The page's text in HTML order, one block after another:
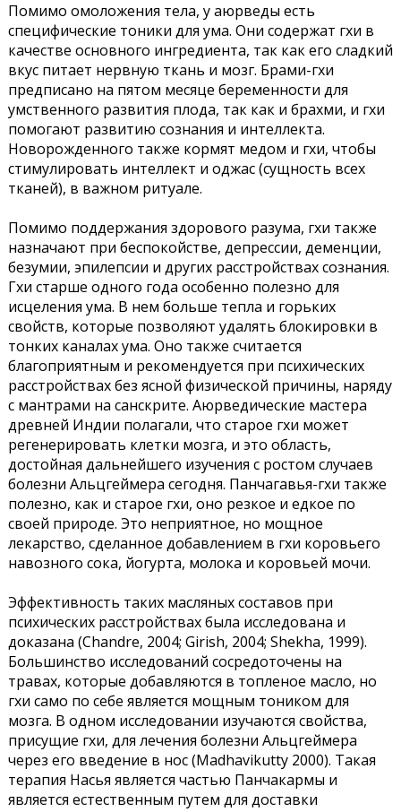
Помимо омоложения тела, у аюрведы есть
специфические тоники для ума. Они содержат гхи в
качестве основного ингредиента, так как его сладкий
вкус питает нервную ткань и мозг. Брами-гхи
предписано на пятом месяце беременности для
умственного развития плода, так как и брахми, и гхи
помогают развитию сознания и интеллекта.
Новорожденного также кормят медом и гхи, чтобы
стимулировать интеллект и оджас (сущность всех
тканей), в важном ритуале.
Помимо поддержания здорового разума, гхи также
назначают при беспокойстве, депрессии, деменции,
безумии, эпилепсии и других расстройствах сознания.
Гхи старше одного года особенно полезно для
исцеления ума. В нем больше тепла и горьких
свойств, которые позволяют удалять блокировки в
тонких каналах ума. Оно также считается
благоприятным и рекомендуется при психических
расстройствах без ясной физической причины, наряду
с мантрами на санскрите. Аюрведические мастера
древней Индии полагали, что старое гхи может
регенерировать клетки мозга, и это область,
достойная дальнейшего изучения с ростом случаев
болезни Альцгеймера сегодня. Панчагавья-гхи также
полезно, как и старое гхи, оно резкое и едкое по
своей природе. Это неприятное, но мощное
лекарство, сделанное добавлением в гхи коровьего
навозного сока, йогурта, молока и коровьей мочи.
Эффективность таких масляных составов при
психических расстройствах была исследована и
доказана (Chandre, 2004; Girish, 2004; Shekha, 1999).
Большинство исследований сосредоточены на
травах, которые добавляются в топленое масло, но
гхи само по себе является мощным тоником для
мозга. В одном исследовании изучаются свойства,
присущие гхи, для лечения болезни Альцгеймера
через его введение в нос (Madhavikutty 2000). Такая
терапия Насья является частью Панчакармы и
является естественным путем для доставки